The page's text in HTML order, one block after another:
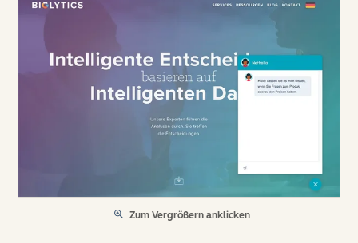
Zum Vergrößern anklicken